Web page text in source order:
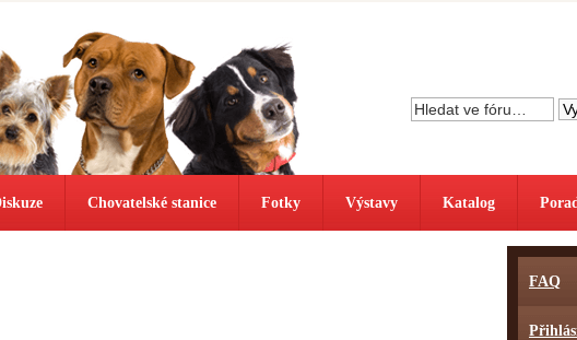
Chovatelské stanice Fotky Výstavy Katalog
FAQ